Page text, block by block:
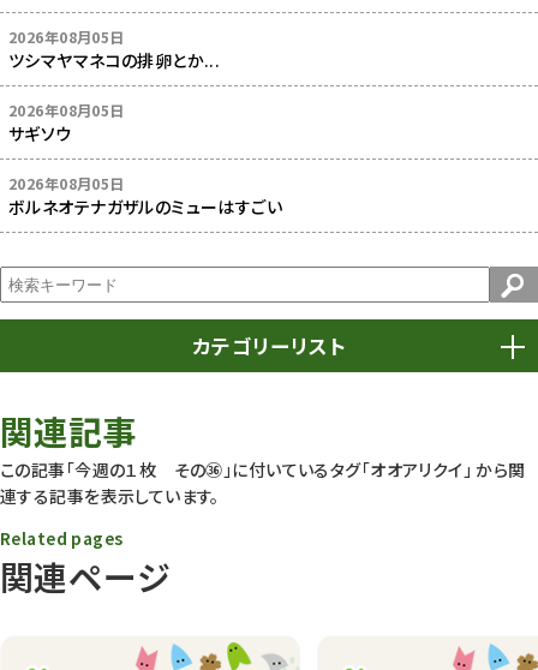
2026年08月05日
ツシマヤマネコの排卵とか...
2026年08月05日
サギソウ
2026年08月05日
ボルネオテナガザルのミューはすごい
カテゴリーリスト
動物園
動物園長のZooコラム
動物園その他
407
関連記事
この記事「今週の１枚 その㊱」に付いているタグ「オオアリクイ」 から関
連する記事を表示しています。
関連ページ
Related pages